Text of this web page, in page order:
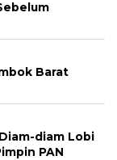
Barat
diam Lobi
PAN